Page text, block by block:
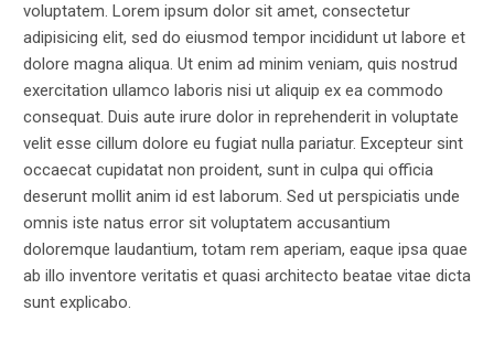
voluptatem. Lorem ipsum dolor sit amet, consectetur
adipisicing elit, sed do eiusmod tempor incididunt ut labore et
dolore magna aliqua. Ut enim ad minim veniam, quis nostrud
exercitation ullamco laboris nisi ut aliquip ex ea commodo
consequat. Duis aute irure dolor in reprehenderit in voluptate
velit esse cillum dolore eu fugiat nulla pariatur. Excepteur sint
occaecat cupidatat non proident, sunt in culpa qui officia
deserunt mollit anim id est laborum. Sed ut perspiciatis unde
omnis iste natus error sit voluptatem accusantium
doloremque laudantium, totam rem aperiam, eaque ipsa quae
ab illo inventore veritatis et quasi architecto beatae vitae dicta
sunt explicabo.